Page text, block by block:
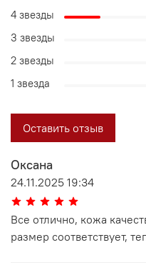
Оксана
24.11.2025 19:34
Все отлично, кожа
размер соответствует,
4 звезды
3 звезды
2 звезды
1 звезда
Оставить отзыв